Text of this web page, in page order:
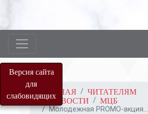
Версия сайта
для
слабовидящихГЛАВНАЯ
ЧИТАТЕЛЯМ
НОВОСТИ
МЦБ
Молодежная PROMO-акция...